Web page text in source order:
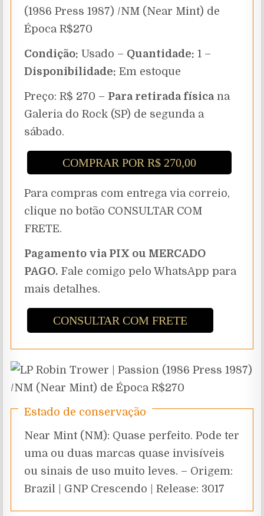
(1986 Press 1987) /NM (Near Mint) de
Época R$270
Condição: Usado – Quantidade: 1 –
Disponibilidade: Em estoque
Preço: R$ 270 – Para retirada física na
Galeria do Rock (SP) de segunda a
sábado.
COMPRAR POR R$ 270,00
Para compras com entrega via correio,
clique no botão CONSULTAR COM
FRETE.
Pagamento via PIX ou MERCADO
PAGO. Fale comigo pelo WhatsApp para
mais detalhes.
CONSULTAR COM FRETE
Estado de conservação
Near Mint (NM): Quase perfeito. Pode ter
uma ou duas marcas quase invisíveis
ou sinais de uso muito leves. – Origem:
Brazil | GNP Crescendo | Release: 3017